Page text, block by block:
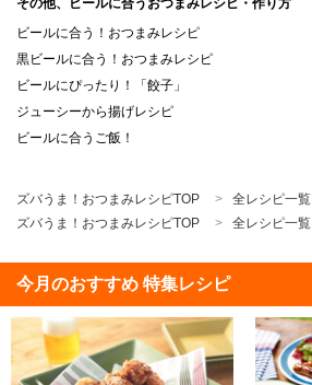
その他、ビールに合うおつまみレシピ・作り方
ビールに合う！おつまみレシピ
黒ビールに合う！おつまみレシピ
ビールにぴったり！「餃子」
ジューシーから揚げレシピ
ビールに合うご飯！
ズバうま！おつまみレシピTOP 全レシピ一覧
ズバうま！おつまみレシピTOP
全レシピ一覧
今月のおすすめ 特集レシピ